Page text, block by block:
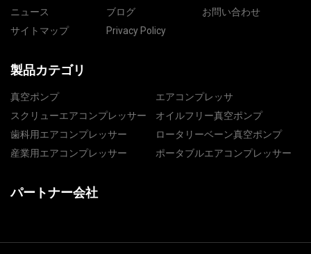
ニュース
ブログ
お問い合わせ
サイトマップ
Privacy Policy
製品カテゴリ
真空ポンプ
エアコンプレッサ
スクリューエアコンプレッサー
オイルフリー真空ポンプ
歯科用エアコンプレッサー
ロータリーベーン真空ポンプ
産業用エアコンプレッサー
ポータブルエアコンプレッサー
パートナー会社